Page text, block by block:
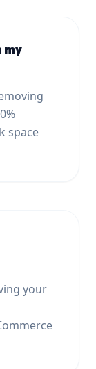
my
space
your